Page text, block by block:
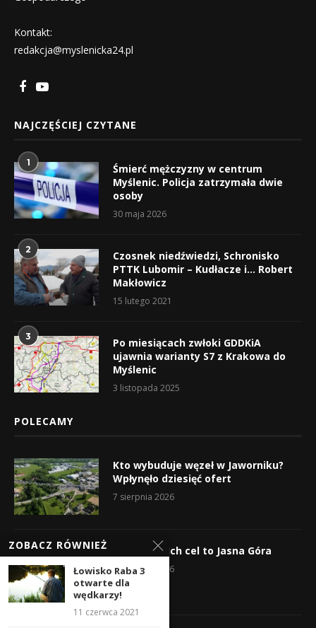
Kontakt:
redakcja@myslenicka24.pl
NAJCZĘŚCIEJ CZYTANE
1
Śmierć mężczyzny w centrum
Myślenic. Policja zatrzymała dwie
osoby
30 maja 2026
2
Czosnek niedźwiedzi, Schronisko
PTTK Lubomir – Kudłacze i… Robert
Makłowicz
15 lutego 2021
3
Po miesiącach zwłoki GDDKiA
ujawnia warianty S7 z Krakowa do
Myślenic
3 listopada 2025
POLECAMY
Kto wybuduje węzeł w Jaworniku?
Wpłynęło dziesięć ofert
7 sierpnia 2026
Wyruszyli! Ich cel to Jasna Góra
5 sierpnia 2026
ZOBACZ RÓWNIEŻ
Łowisko Raba 3
otwarte dla
wędkarzy!
11 czerwca 2021